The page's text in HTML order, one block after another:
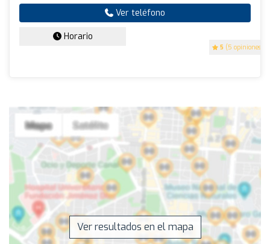
5 (5 opiniones)
Ver teléfono
Horario
Ver resultados en el mapa